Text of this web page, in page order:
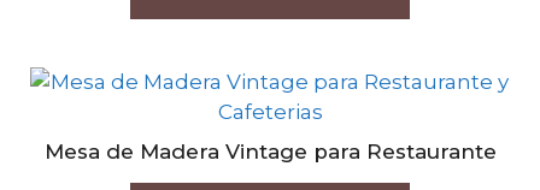
Mesa de Madera Vintage para Restaurante